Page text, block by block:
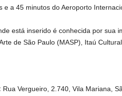
e a 45 minutos do Aeroporto
está inserido é conhecida por sua
de São Paulo (MASP), Itaú
Rua Vergueiro, 2.740, Vila Mariana,